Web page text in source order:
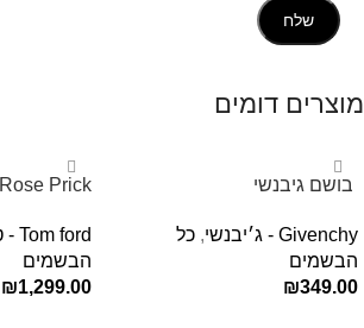
מוצרים דומים
‏ בושם גיבנשי
E.D.P 80ml ‏
Givenchy - ג׳יבנשי , כל
הבשמים
₪349.00
Prick
Tom ford - טום פורד
הבשמים
₪1,299.00